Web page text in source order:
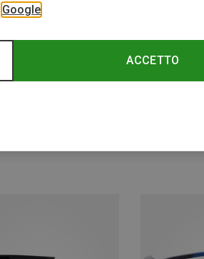
Google
ACCETTO